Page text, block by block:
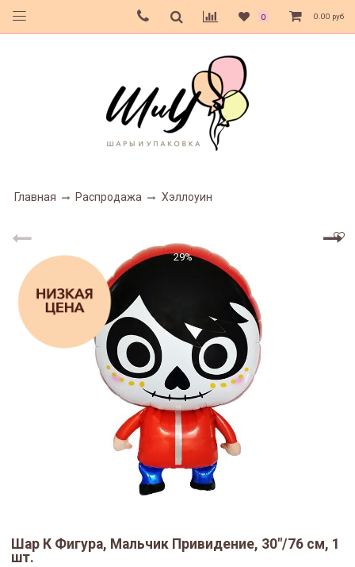
0 0.00 руб
Главная Распродажа Хэллоуин
29%
Шар К Фигура, Мальчик Привидение, 30"/76 см, 1
шт.